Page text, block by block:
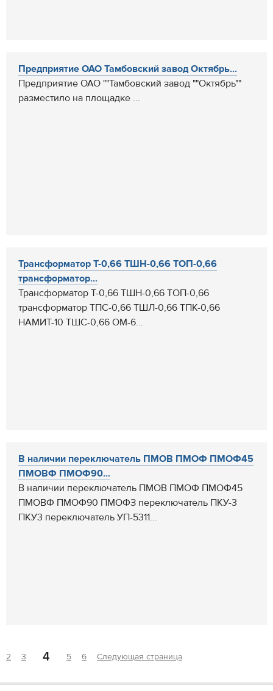
Предприятие ОАО Тамбовский завод Октябрь...
Предприятие ОАО ""Тамбовский завод ""Октябрь""
разместило на площадке ...
Трансформатор Т-0,66 ТШН-0,66 ТОП-0,66
трансформатор...
Трансформатор Т-0,66 ТШН-0,66 ТОП-0,66
трансформатор ТПС-0,66 ТШЛ-0,66 ТПК-0,66
НАМИТ-10 ТШС-0,66 ОМ-6...
В наличии переключатель ПМОВ ПМОФ ПМОФ45
ПМОВФ ПМОФ90...
В наличии переключатель ПМОВ ПМОФ ПМОФ45
ПМОВФ ПМОФ90 ПМОФЗ переключатель ПКУ-3
ПКУ3 переключатель УП-5311...
2 3 4 5 6 Следующая страница